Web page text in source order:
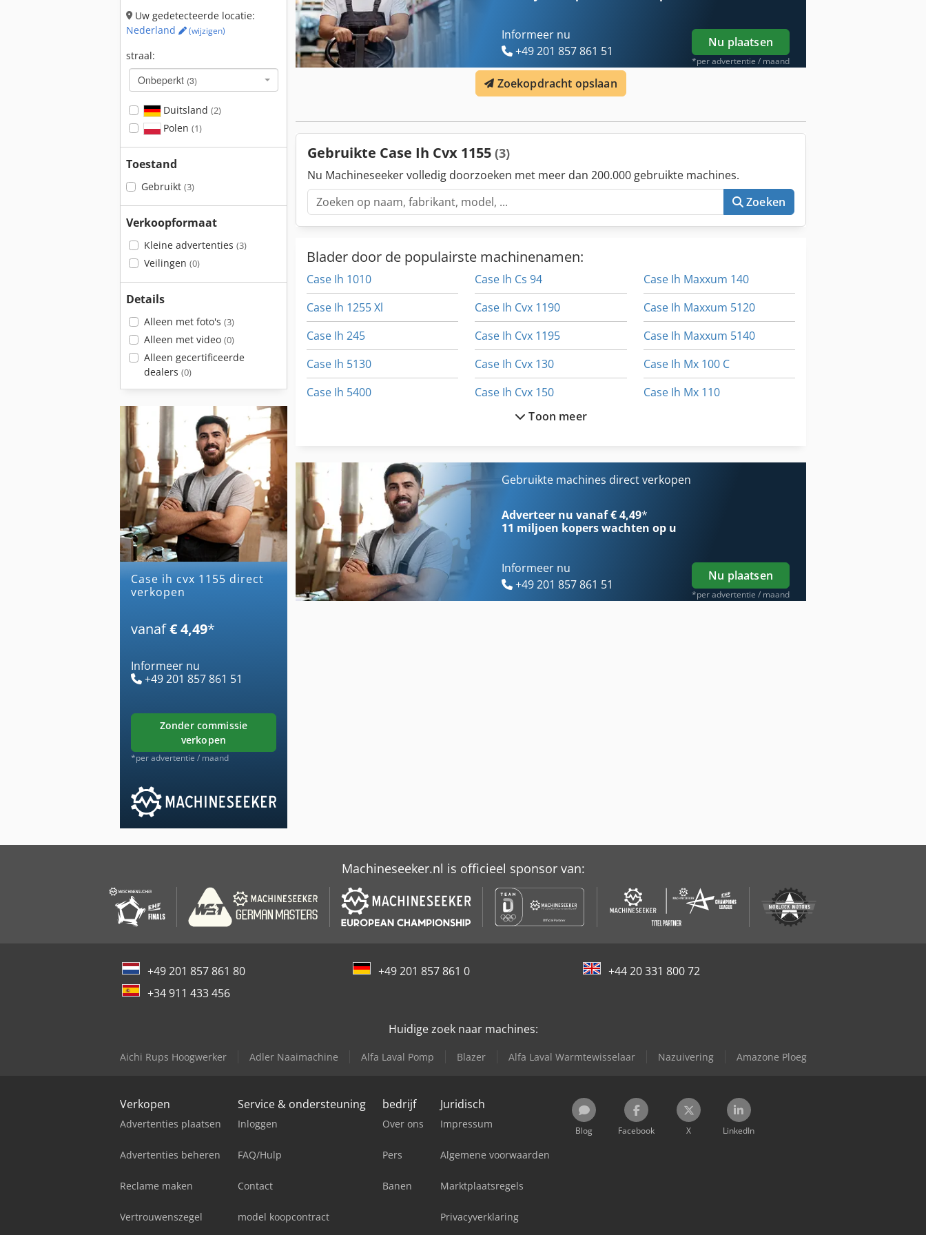
Uw gedetecteerde locatie:
Nederland
(wijzigen)
straal:
Onbeperkt (3)
Duitsland (2)
Polen (1)
Toestand
Gebruikt (3)
Verkoopformaat
Kleine advertenties (3)
Veilingen (0)
Details
Alleen met foto's (3)
Alleen met video (0)
Alleen gecertificeerde
dealers (0)
case ih cvx 1155 direct
verkopen
vanaf€ 4,49*
Informeer nu
+49 201 857 861 51
zonder commissie
verkopen
*per advertentie / maand
Informeer nu
+49 201 857 861 51
Nu plaatsen
*per advertentie / maand
Zoekopdracht opslaan
Gebruikte Case Ih Cvx 1155 (3)
Nu Machineseeker volledig doorzoeken met meer dan 200.000 gebruikte machines.
Zoeken
Blader door de populairste machinenamen:
Case Ih 1010
Case Ih 1255 Xl
Case Ih 245
Case Ih 5130
Case Ih 5400
Case Ih Cs 150
Case Ih Cs 86
Case Ih Cs 94
Case Ih Cvx 1190
Case Ih Cvx 1195
Case Ih Cvx 130
Case Ih Cvx 150
Case Ih Cvx 170
Case Ih Cx 80
Case Ih Maxxum 140
Case Ih Maxxum 5120
Case Ih Maxxum 5140
Case Ih Mx 100 C
Case Ih Mx 110
Toon meer
Gebruikte machines direct verkopen
Adverteer nu vanaf € 4,49*
11 miljoen koperswachten op u
Informeer nu
+49 201 857 861 51
Nu plaatsen
*per advertentie / maand
Machineseeker.nl is officieel sponsor van:
+49 201 857 861 80 +49 201 857 861 0
+44 20 331 800 72
+34 911 433 456
Huidige zoek naar machines:
Aichi Rups Hoogwerker Adler Naaimachine Alfa Laval Pomp Blazer Alfa Laval Warmtewisselaar Nazuivering Amazone Ploeg
Verkopen
Advertenties plaatsen
Advertenties beheren
Reclame maken
Vertrouwenszegel
Service & ondersteuning
Inloggen
FAQ/Hulp
Contact
model koopcontract
bedrijf
Over ons
Pers
Banen
Juridisch
Impressum
Algemene voorwaarden
Marktplaatsregels
Privacyverklaring
Blog Facebook X LinkedIn